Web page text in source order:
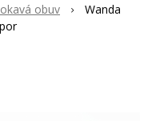
obuv
Wanda